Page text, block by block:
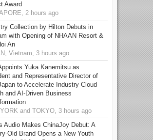
Award
2 hours ago
Collection by Hilton Debuts in
with Opening of NHAAN Resort &
An
Vietnam, 3 hours ago
Yuka Kanemitsu as
and Representative Director of
to Accelerate Industry Cloud
and AI-Driven Business
and TOKYO, 3 hours ago
Audio Makes ChinaJoy Debut: A
Old Brand Opens a New Youth